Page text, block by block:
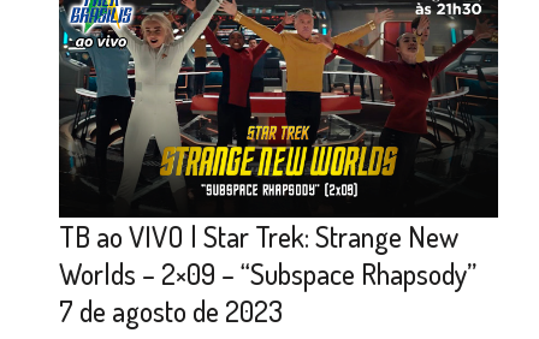
TB ao VIVO | Star Trek: Strange New
Worlds – 2×09 – “Subspace Rhapsody”
7 de agosto de 2023